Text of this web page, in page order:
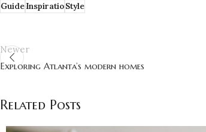
GuideInspiratioStyle
Newer
Exploring Atlanta’s modern homes
Related Posts